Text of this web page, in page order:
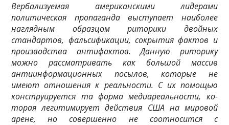
Вербализуемая американскими лидерами
политическая пропаганда выступает наиболее
наглядным образцом риторики двойных
стандартов, фальсификации, сокрытия фактов и
производства ан­тифактов. Данную риторику
можно рассматривать как большой массив
антиинформационных посылов, которые не
имеют отношения к реальности. С их помощью
конструируется та форма медиареальности, ко­
торая легитимирует действия США на мировой
арене, но совершенно не соотносится с